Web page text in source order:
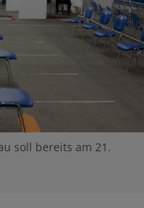
soll bereits am 21.